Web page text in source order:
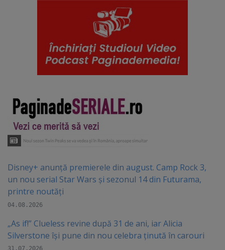
Disney+ anunță premierele din august. Camp Rock 3,
un nou serial Star Wars și sezonul 14 din Futurama,
printre noutăți
04.08.2026
„As if!” Clueless revine după 31 de ani, iar Alicia
Silverstone își pune din nou celebra ținută în carouri
31.07.2026